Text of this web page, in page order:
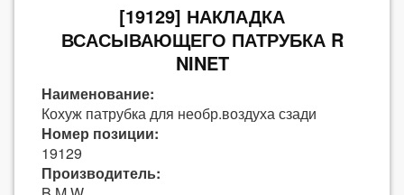
[19129] НАКЛАДКА
ВСАСЫВАЮЩЕГО ПАТРУБКА R
NINET
Наименование:
Кохуж патрубка для необр.воздуха сзади
Номер позиции:
19129
Производитель: